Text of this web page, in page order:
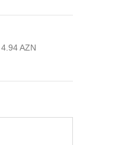
4.94 AZN